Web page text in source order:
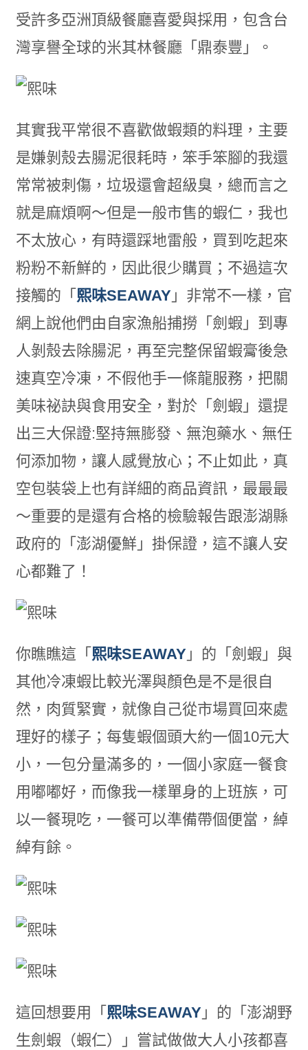
受許多亞洲頂級餐廳喜愛與採用，包含台
灣享譽全球的米其林餐廳「鼎泰豐」。
其實我平常很不喜歡做蝦類的料理，主要
是嫌剝殼去腸泥很耗時，笨手笨腳的我還
常常被刺傷，垃圾還會超級臭，總而言之
就是麻煩啊～但是一般市售的蝦仁，我也
不太放心，有時還踩地雷般，買到吃起來
粉粉不新鮮的，因此很少購買；不過這次
接觸的「 熙味SEAWAY 」非常不一樣，官
網上說他們由自家漁船捕撈「劍蝦」到專
人剝殼去除腸泥，再至完整保留蝦膏後急
速真空冷凍，不假他手一條龍服務，把關
美味祕訣與食用安全，對於「劍蝦」還提
出三大保證:堅持無膨發、無泡藥水、無任
何添加物，讓人感覺放心；不止如此，真
空包裝袋上也有詳細的商品資訊，最最最
～重要的是還有合格的檢驗報告跟澎湖縣
政府的「澎湖優鮮」掛保證，這不讓人安
心都難了！
你瞧瞧這「 熙味SEAWAY 」的「劍蝦」與
其他冷凍蝦比較光澤與顏色是不是很自
然，肉質緊實，就像自己從市場買回來處
理好的樣子；每隻蝦個頭大約一個10元大
小，一包分量滿多的，一個小家庭一餐食
用嘟嘟好，而像我一樣單身的上班族，可
以一餐現吃，一餐可以準備帶個便當，綽
綽有餘。
這回想要用「 熙味SEAWAY 」的「澎湖野
生劍蝦（蝦仁）」嘗試做做大人小孩都喜